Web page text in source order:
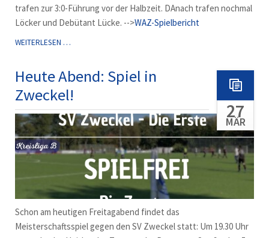
trafen zur 3:0-Führung vor der Halbzeit. DAnach trafen nochmal
Löcker und Debütant Lücke. -->WAZ-Spielbericht
WEITERLESEN …BEFREIUNGSSCHLAG
Heute Abend: Spiel in
Zweckel!
27
MÄR
Schon am heutigen Freitagabend findet das
Meisterschaftsspiel gegen den SV Zweckel statt: Um 19.30 Uhr